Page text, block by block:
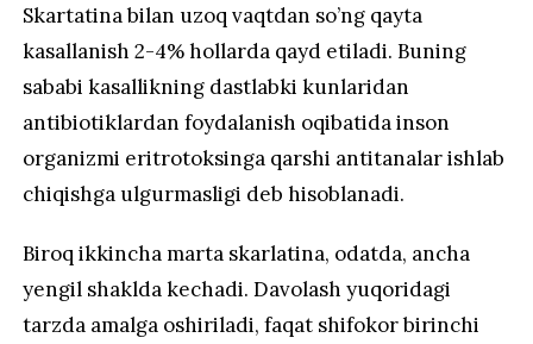
Skartatina bilan uzoq vaqtdan so’ng qayta
kasallanish 2-4% hollarda qayd etiladi. Buning
sababi kasallikning dastlabki kunlaridan
antibiotiklardan foydalanish oqibatida inson
organizmi eritrotoksinga qarshi antitanalar ishlab
chiqishga ulgurmasligi deb hisoblanadi.
Biroq ikkincha marta skarlatina, odatda, ancha
yengil shaklda kechadi. Davolash yuqoridagi
tarzda amalga oshiriladi, faqat shifokor birinchi